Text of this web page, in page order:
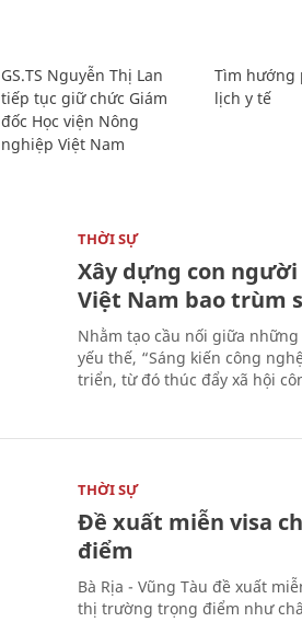
GS.TS Nguyễn Thị Lan
tiếp tục giữ chức Giám
đốc Học viện Nông
nghiệp Việt Nam
Tìm hướng
lịch y tế
THỜI SỰ
Xây dựng con
Việt Nam bao trùm
Nhằm tạo cầu nối giữa
yếu thế, “Sáng kiến công
triển, từ đó thúc đẩy xã hội
THỜI SỰ
Đề xuất miễn visa
điểm
Bà Rịa - Vũng Tàu đề xuất
thị trường trọng điểm như